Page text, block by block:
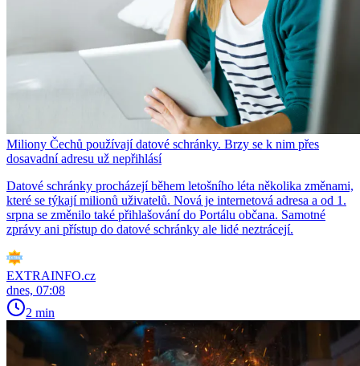
Miliony Čechů používají datové schránky. Brzy se k nim přes
dosavadní adresu už nepřihlásí
Datové schránky procházejí během letošního léta několika změnami,
které se týkají milionů uživatelů. Nová je internetová adresa a od 1.
srpna se změnilo také přihlašování do Portálu občana. Samotné
zprávy ani přístup do datové schránky ale lidé neztrácejí.
EXTRAINFO.cz
dnes, 07:08
2 min